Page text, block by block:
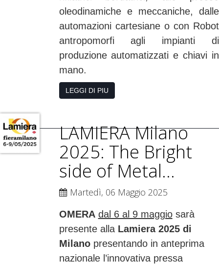
oleodinamiche e meccaniche, dalle
automazioni cartesiane o con Robot
antropomorfi agli impianti di
produzione automatizzati e chiavi in
mano.
LEGGI DI PIU
LAMIERA Milano
2025: The Bright
side of Metal...
Martedì, 06 Maggio 2025
OMERA dal 6 al 9 maggiosarà
presente alla Lamiera 2025 di
Milanopresentando in anteprima
nazionale l’innovativa pressa